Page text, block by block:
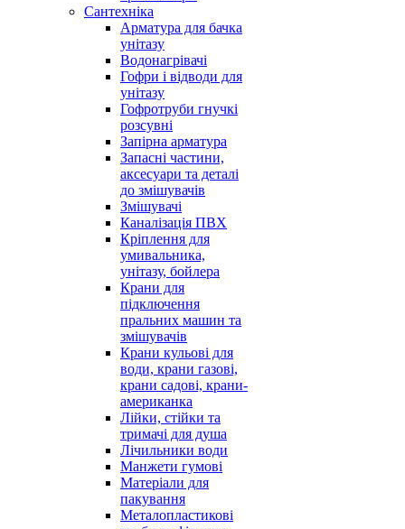
Сантехніка
Арматура для бачка
унітазу
Водонагрівачі
Гофри і відводи для
унітазу
Гофротруби гнучкі
розсувні
Запірна арматура
Запасні частини,
аксесуари та деталі
до змішувачів
Змішувачі
Каналізація ПВХ
Кріплення для
умивальника,
унітазу, бойлера
Крани для
підключення
пральних машин та
змішувачів
Крани кульові для
води, крани газові,
крани садові, крани-
американка
Лійки, стійки та
тримачі для душа
Лічильники води
Манжети гумові
Матеріали для
пакування
Металопластикові